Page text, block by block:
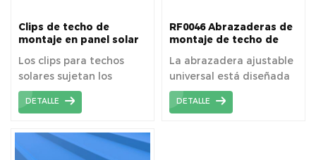
Clips de techo de
montaje en panel solar
de techo fotovoltaico
Los clips para techos
solares sujetan los
paneles solares
directamente a los
junta alzada sin taladrar.
DETALLE
RF0046 Abrazaderas de
montaje de techo de
ajustable universal
La abrazadera ajustable
universal está diseñada
específicamente para
asegurar módulos
DETALLE